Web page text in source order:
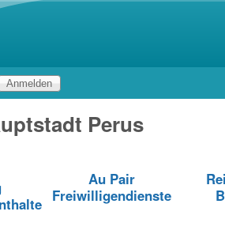
Perus
Au Pair
Freiwilligendienste